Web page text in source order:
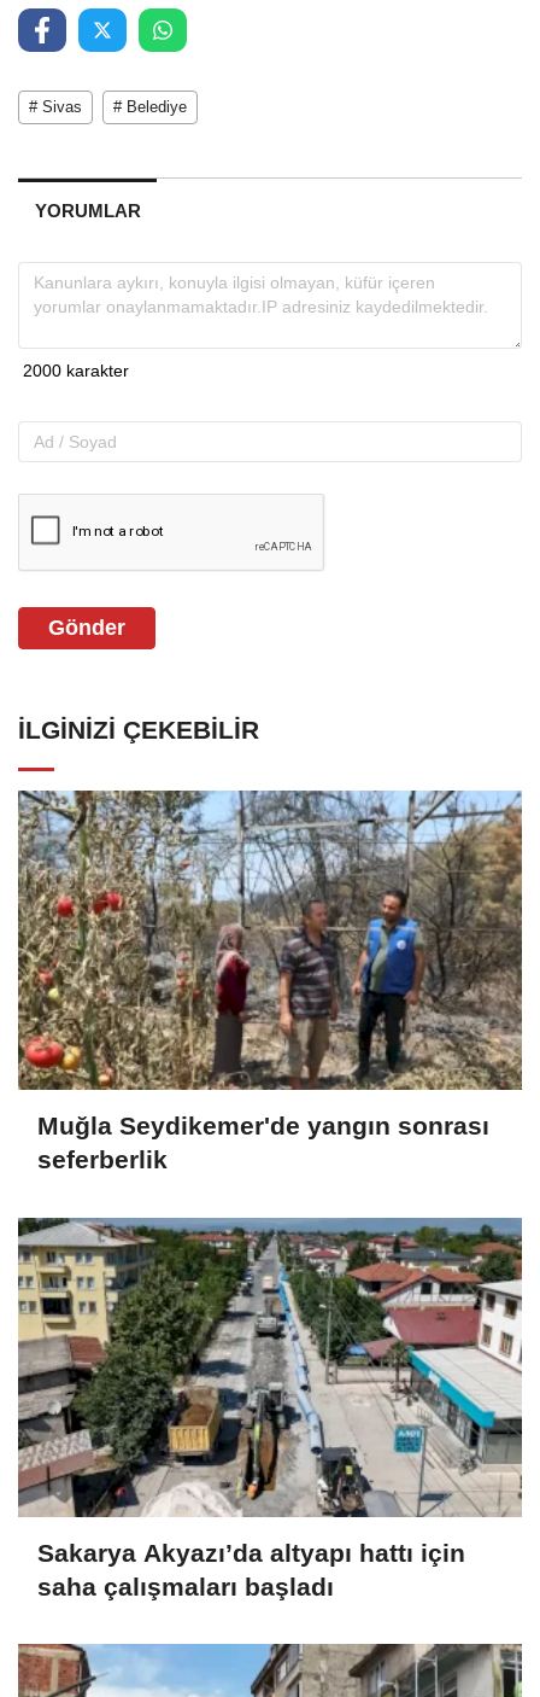
# Sivas # Belediye
YORUMLAR
Gönder
İLGINIZI ÇEKEBILIR
Muğla Seydikemer'de yangın sonrası
seferberlik
Sakarya Akyazı’da altyapı hattı için
saha çalışmaları başladı